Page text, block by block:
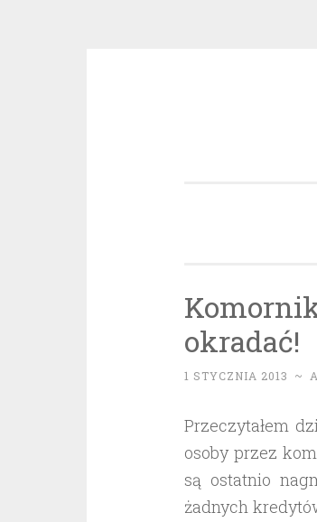
okradać!
1 STYCZNIA 2013 ~
Przeczytałem
osoby przez
są ostatnio
żadnych